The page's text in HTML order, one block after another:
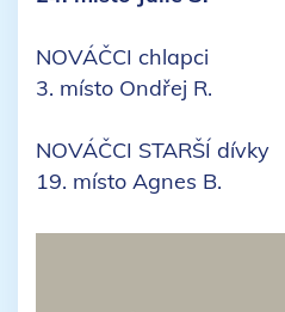
NOVÁČCI chlapci
3. místo Ondřej R.
NOVÁČCI STARŠÍ dívky
19. místo Agnes B.